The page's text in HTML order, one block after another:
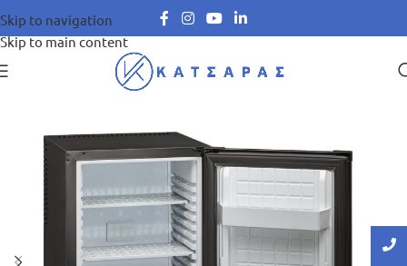
Skip to navigation
Skip to main content